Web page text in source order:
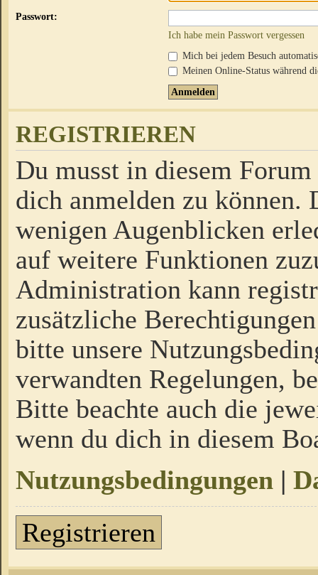
Passwort:
Ich habe mein Passwort vergessen
Mich bei jedem Besuch
Meinen Online-Status während
REGISTRIEREN
Du musst in diesem
dich anmelden zu
wenigen Augenblicken
auf weitere Funktionen
Administration kann
zusätzliche
bitte unsere
verwandten Regelungen,
Bitte beachte auch die
wenn du dich in diesem
Nutzungsbedingungen |
Registrieren